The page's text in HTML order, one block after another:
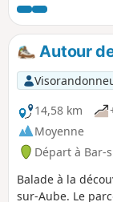
(philosophe né à
Francigena
Rome).Autour
14,58 km
Moyenne
Départ à Bar-
Balade à la
sur-Aube. Le